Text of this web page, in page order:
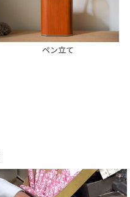
ペン立て